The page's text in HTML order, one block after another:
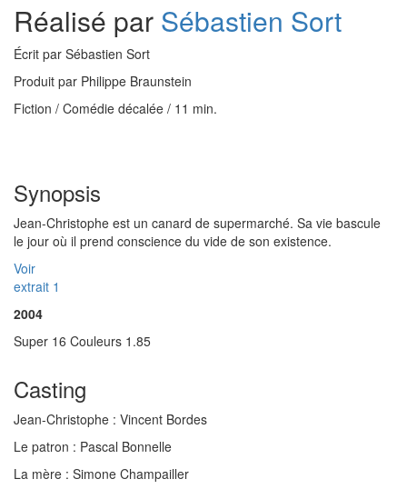
Réalisé par Sébastien Sort
Écrit par Sébastien Sort
Produit par Philippe Braunstein
Fiction / Comédie décalée / 11 min.
Synopsis
Jean-Christophe est un canard de supermarché. Sa vie bascule
le jour où il prend conscience du vide de son existence.
Voir
extrait 1
2004
Super 16 Couleurs 1.85
Casting
Jean-Christophe : Vincent Bordes
Le patron : Pascal Bonnelle
La mère : Simone Champailler